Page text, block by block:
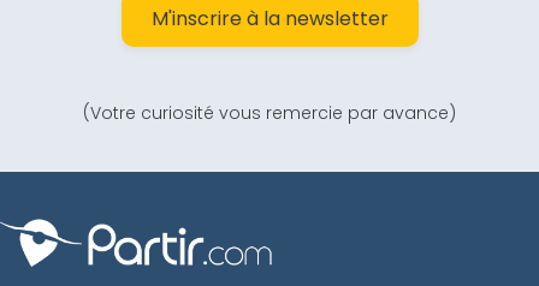
M'inscrire à la newsletter
(Votre curiosité vous remercie par avance)